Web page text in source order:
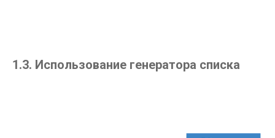
1.3. Использование генератора списка